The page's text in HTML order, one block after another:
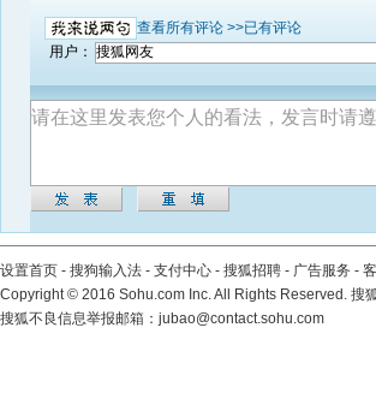
查看所有评论 >>已有评论
用户：
设置首页 - 搜狗输入法 - 支付中心 - 搜狐招聘 - 广告服务 -
Copyright© 2016 Sohu.com Inc. All Rights Reserved. 搜
搜狐不良信息举报邮箱： jubao@contact.sohu.com